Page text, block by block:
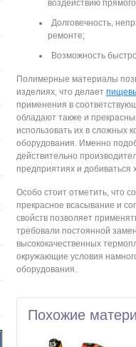
воздействию
Долговечность,
ремонте;
Возможность
Полимерные материалы
изделиях, что делает
применения в
обладают также и
использовать их в сложных
оборудования. Именно
действительно
предприятиях и добиваться
Особо стоит отметить, что
прекрасное всасывание и
свойств позволяет
требовали постоянной
высококачественных
окружающие условия
оборудования.
Похожие